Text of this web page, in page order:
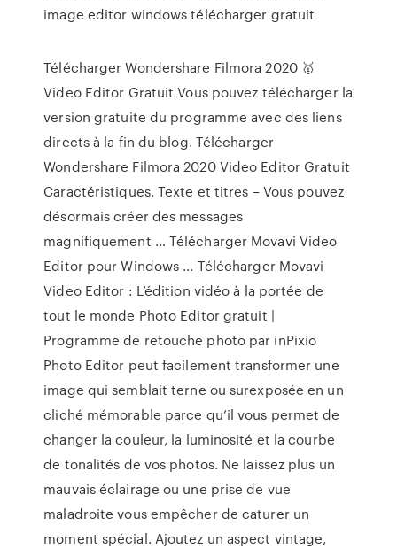
image editor windows télécharger gratuit
Télécharger Wondershare Filmora 2020 🥇
Video Editor Gratuit Vous pouvez télécharger la
version gratuite du programme avec des liens
directs à la fin du blog. Télécharger
Wondershare Filmora 2020 Video Editor Gratuit
Caractéristiques. Texte et titres – Vous pouvez
désormais créer des messages
magnifiquement … Télécharger Movavi Video
Editor pour Windows ... Télécharger Movavi
Video Editor : L’édition vidéo à la portée de
tout le monde Photo Editor gratuit |
Programme de retouche photo par inPixio
Photo Editor peut facilement transformer une
image qui semblait terne ou surexposée en un
cliché mémorable parce qu’il vous permet de
changer la couleur, la luminosité et la courbe
de tonalités de vos photos. Ne laissez plus un
mauvais éclairage ou une prise de vue
maladroite vous empêcher de caturer un
moment spécial. Ajoutez un aspect vintage,